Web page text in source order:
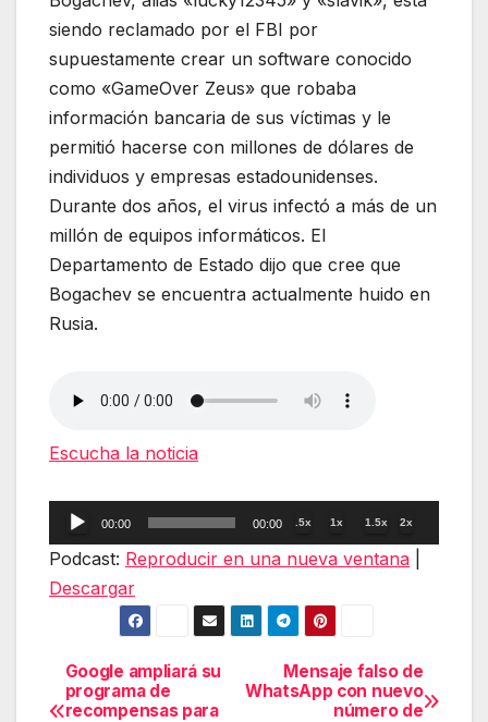
siendo reclamado por el FBI por
supuestamente crear un software conocido
como «GameOver Zeus» que robaba
información bancaria de sus víctimas y le
permitió hacerse con millones de dólares de
individuos y empresas estadounidenses.
Durante dos años, el virus infectó a más de un
millón de equipos informáticos. El
Departamento de Estado dijo que cree que
Bogachev se encuentra actualmente huido en
Rusia.
Escucha la noticia
Reproductor
de
00:00 00:00 .5x 1x 1.5x 2x
Podcast: Reproducir en una nueva ventana
Descargar
Navegación
Mensaje falso de
WhatsApp con nuevo
número de
Google ampliará su
programa de
recompensas para